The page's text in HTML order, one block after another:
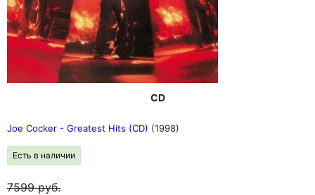
CD
Joe Cocker - Greatest Hits (CD) (1998)
Есть в наличии
7599руб.